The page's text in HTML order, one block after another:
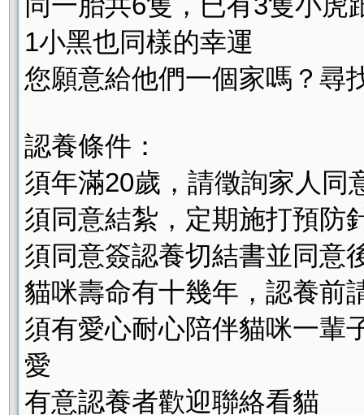
1小黑也同樣的幸運
您願意給他們一個家嗎？尋
認養條件：
須年滿20歲，請徵詢家人同
須同意結紮，定期施打預防
須同意簽認養切結書並同意
貓咪壽命有十幾年，認養前
須有愛心耐心陪伴貓咪一輩
愛
有意認養者歡迎聯絡看貓